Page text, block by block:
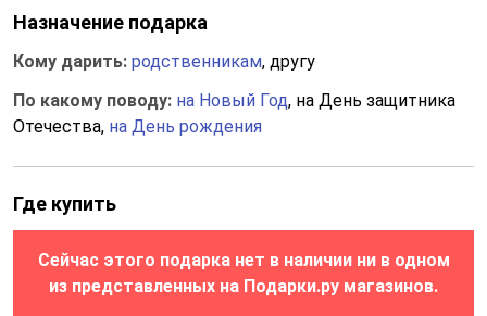
Назначение подарка
Кому дарить: родственникам, другу
По какому поводу: на Новый Год, на День защитника
Отечества, на День рождения
Где купить
Сейчас этого подарка нет в наличии ни в одном
из представленных на Подарки.ру магазинов.